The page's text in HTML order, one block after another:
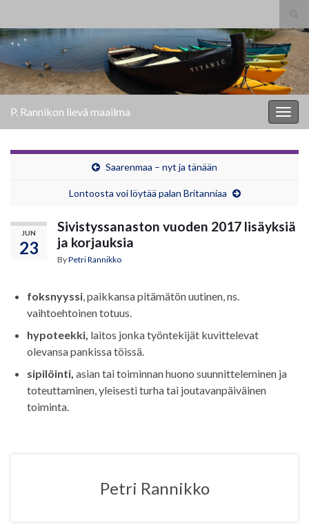
Search for:
P. Rannikon lievä maailma
Saarenmaa – nyt ja tänään
Lontoosta voi löytää palan Britanniaa
JUN
23
Sivistyssanaston vuoden 2017 lisäyksiä
ja korjauksia
ByPetri Rannikko
foksnyyssi , paikkansa pitämätön uutinen, ns.
vaihtoehtoinen totuus.
hypoteekki, laitos jonka työntekijät kuvittelevat
olevansa pankissa töissä.
sipilöinti, asian tai toiminnan huono suunnitteleminen ja
toteuttaminen, yleisesti turha tai joutavanpäiväinen
toiminta.
Petri Rannikko